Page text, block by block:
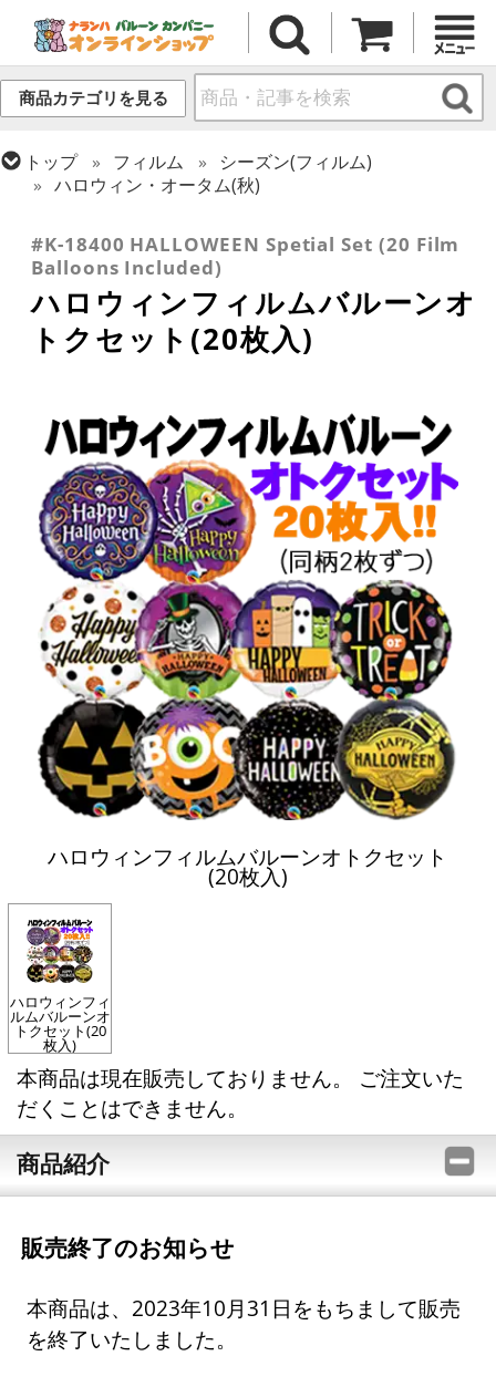
商品カテゴリを見る
トップ フィルム
シーズン(フィルム)
ハロウィン・オータム(秋)
#K-18400 HALLOWEEN Spetial Set (20 Film
Balloons Included)
ハロウィンフィルムバルーンオ
トクセット(20枚入)
ハロウィンフィルムバルーンオトクセット
(20枚入)
ハロウィンフィ
ルムバルーンオ
トクセット(20
枚入)
本商品は現在販売しておりません。 ご注文いた
だくことはできません。
商品紹介
販売終了のお知らせ
本商品は、2023年10月31日をもちまして販売
を終了いたしました。